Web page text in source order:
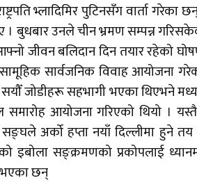
भ्लादिमिर पुटिनसँग वार्ता गरेका
। बुधबार उनले चीन भ्रमण सम्पन्न
जीवन बलिदान दिन तयार रहेको
सार्वजनिक विवाह आयोजना
जोडीहरू सहभागी भएका थिएभने
आयोजना गरिएको थियो । यस्तै,
सङ्घले अर्को हप्ता नयाँ दिल्लीमा हुने
इबोला सङ्क्रमणको प्रकोपलाई
छन्